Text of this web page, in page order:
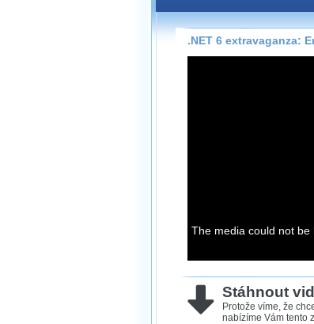
Záznamy na našem
přímo na stránce s
Silverlight
neumožňuje, proto
Velmi staré
ve formátu, který
proto je ke stažení
.NET 6 extravaganza:
The media could not
Stáhnout
Protože víme, že
nabízíme Vám tento